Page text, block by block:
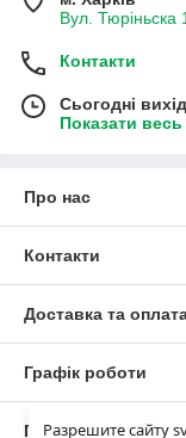
Разрешите сайту
Вул. Тюріньска
Контакти
Сьогодні
Показати
Про нас
Контакти
Доставка та
Графік роботи
Повна версія